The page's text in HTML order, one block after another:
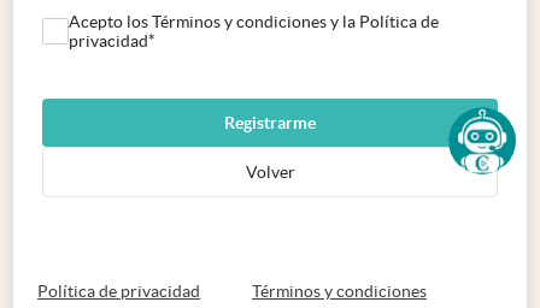
Acepto los Términos y condiciones y la Política de
privacidad*
Registrarme
Volver
Política de privacidad abre en nueva pestaña
Términos y condicionesabre en nueva